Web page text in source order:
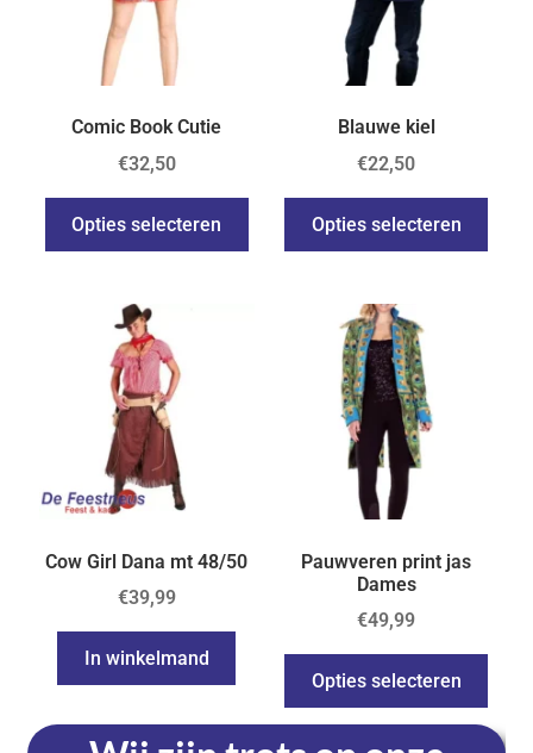
Comic Book Cutie
€32,50
Opties selecteren
Blauwe kiel
€22,50
Opties selecteren
Cow Girl Dana mt 48/50
€39,99
In winkelmand
Pauwveren print jas
Dames
€49,99
Opties selecteren